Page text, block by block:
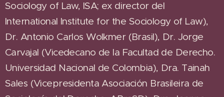
Sociology of Law, ISA; ex director del
International Institute for the Sociology of Law),
Dr. Antonio Carlos Wolkmer (Brasil), Dr. Jorge
Carvajal (Vicedecano de la Facultad de Derecho.
Universidad Nacional de Colombia), Dra. Tainah
Sales (Vicepresidenta Asociación Brasileira de